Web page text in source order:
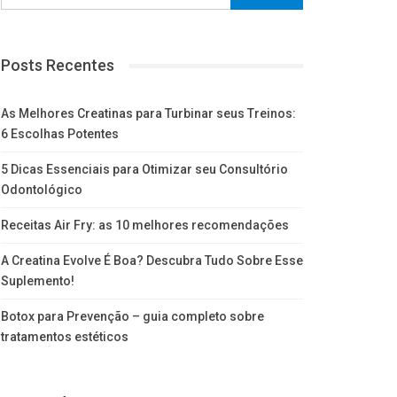
Posts Recentes
As Melhores Creatinas para Turbinar seus Treinos:
6 Escolhas Potentes
5 Dicas Essenciais para Otimizar seu Consultório
Odontológico
Receitas Air Fry: as 10 melhores recomendações
A Creatina Evolve É Boa? Descubra Tudo Sobre Esse
Suplemento!
Botox para Prevenção – guia completo sobre
tratamentos estéticos